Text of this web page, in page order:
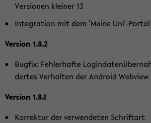
Ver­sio­nen klei­ner 13
In­te­gra­ti­on mit dem 'Meine Uni'-​
Ver­si­on 1.8.2
Bug­fix: Feh­ler­haf­te
der­tes Ver­hal­ten der An­droid
Ver­si­on 1.8.1
Kor­rek­tur der ver­wen­de­ten Schrift­art